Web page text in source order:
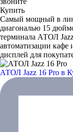
Купить
Самый мощный в
диагональю 15
терминала АТОЛ
автоматизации кафе
дисплей для
АТОЛ Jazz 16 Pro в